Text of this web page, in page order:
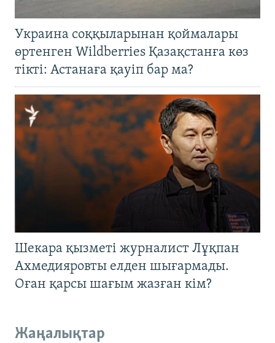
Украина соққыларынан қоймалары
өртенген Wildberries Қазақстанға көз
тікті: Астанаға қауіп бар ма?
Шекара қызметі журналист Лұқпан
Ахмедияровты елден шығармады.
Оған қарсы шағым жазған кім?
Жаңалықтар